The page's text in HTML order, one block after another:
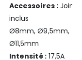
Accessoires :Joints
inclus
Ø8mm, Ø9,5mm,
Ø11,5mm
Intensité :17,5A